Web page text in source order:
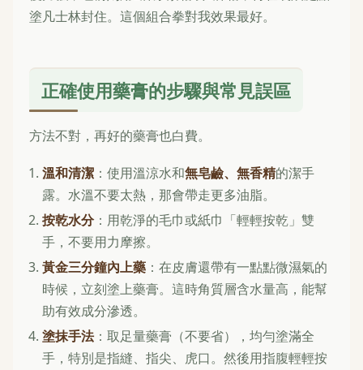
塗凡士林封住。這個組合拳對我效果最好。
正確使用藥膏的步驟與常見誤區
方法不對，再好的藥膏也白費。
溫和清潔 ：使用溫涼水和無皂鹼、無香精的潔手
露。水溫不要太熱，那會帶走更多油脂。
按乾水分：用乾淨的毛巾或紙巾「輕輕按乾」雙
手，不要用力摩擦。
黃金三分鐘內上藥 ：在皮膚還帶有一點點微濕氣的
時候，立刻塗上藥膏。這時角質層含水量高，能幫
助有效成分滲透。
塗抹手法：取足量藥膏（不要省），均勻塗滿全
手，特別是指縫、指尖、虎口。然後用指腹輕輕按